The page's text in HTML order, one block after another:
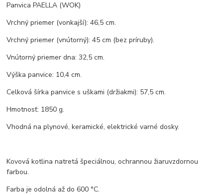
Panvica PAELLA (WOK)
Vrchný priemer (vonkajší): 46,5 cm.
Vrchný priemer (vnútorný): 45 cm (bez príruby).
Vnútorný priemer dna: 32,5 cm.
Výška panvice: 10,4 cm.
Celková šírka panvice s uškami (držiakmi): 57,5 cm.
Hmotnosť: 1850 g.
Vhodná na plynové, keramické, elektrické varné dosky.
Kovová kotlina natretá špeciálnou, ochrannou žiaruvzdornou
farbou.
Farba je odolná až do 600 °C.